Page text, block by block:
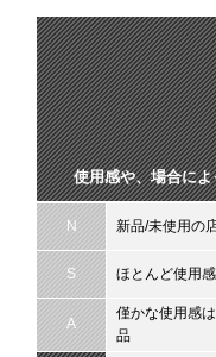
使用感や、場合に
N 新品/未使用の
S ほとんど使用
A
僅かな使用感
品